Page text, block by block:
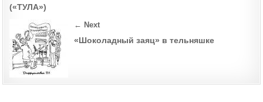
(«ТУЛА»)
← Next
«Шоколадный заяц» в тельняшке